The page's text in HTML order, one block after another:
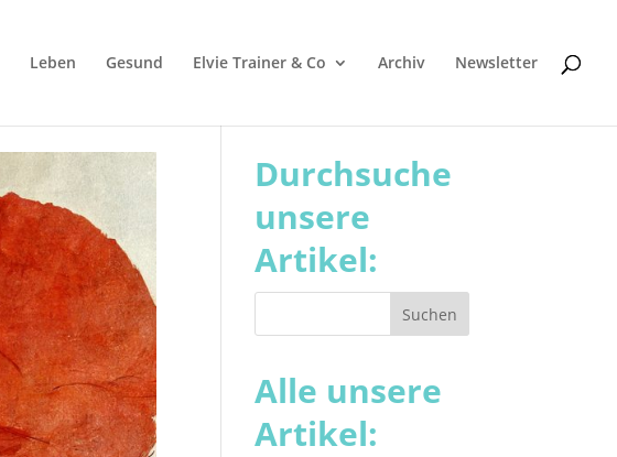
Leben Gesund Elvie Trainer & Co Archiv Newsletter
Durchsuche
unsere
Artikel:
Alle unsere
Artikel: